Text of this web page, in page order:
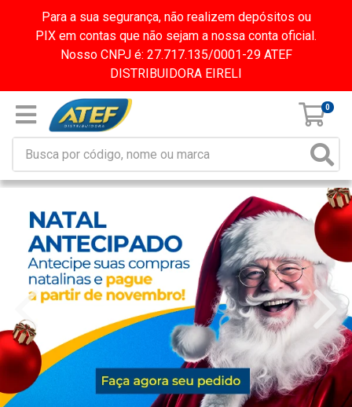
Para a sua segurança, não realizem depósitos ou
PIX em contas que não sejam a nossa conta oficial.
Nosso CNPJ é: 27.717.135/0001-29 ATEF
DISTRIBUIDORA EIRELI
0